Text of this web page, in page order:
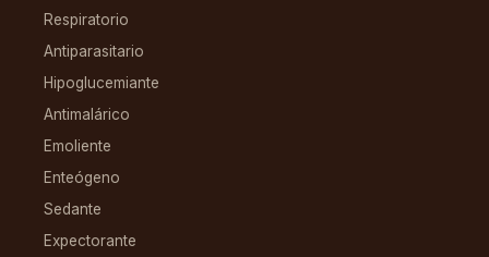
Respiratorio
Antiparasitario
Hipoglucemiante
Antimalárico
Emoliente
Enteógeno
Sedante
Expectorante